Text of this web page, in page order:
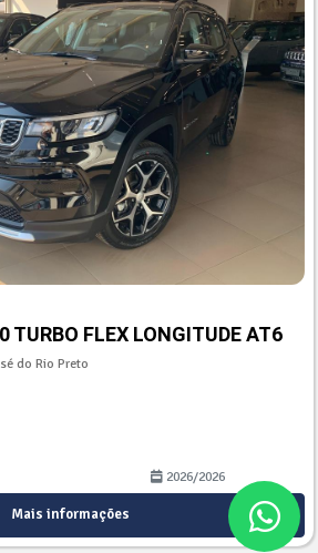
TURBO FLEX LONGITUDE AT6
do Rio Preto
2026/2026
Mais informações